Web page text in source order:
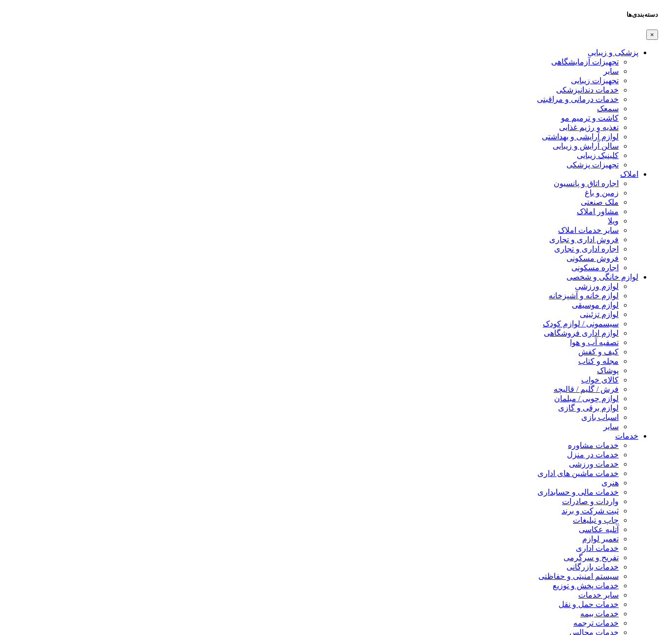
دسته‌بندی‌ها
×
پزشکی و زیبایی
تجهیزات آزمایشگاهی
سایر
تجهیزات زیبایی
خدمات دندانپزشکی
خدمات درمانی و مراقبتی
سمعک
کاشت و ترمیم مو
تغذیه و رژیم غذایی
لوازم آرایشی و بهداشتی
سالن آرایش و زیبایی
کلینیک زیبایی
تجهیزات پزشکی
املاک
اجاره اتاق و پانسیون
زمین و باغ
ملک صنعتی
مشاور املاک
ویلا
سایر خدمات املاک
فروش اداری و تجاری
اجاره اداری و تجاری
فروش مسکونی
اجاره مسکونی
لوازم خانگی و شخصی
لوازم ورزشی
لوازم خانه و آشپزخانه
لوازم موسیقی
لوازم تزئینی
سیسمونی / لوازم کودک
لوازم اداری فروشگاهی
تصفیه آب و هوا
کیف و کفش
مجله و کتاب
پوشاک
کالای خواب
فرش / گلیم / قالیچه
لوازم چوبی / مبلمان
لوازم برقی و گازی
اسباب بازی
سایر
خدمات
خدمات مشاوره
خدمات در منزل
خدمات ورزشی
خدمات ماشین های اداری
هنری
خدمات مالی و حسابداری
واردات و صادرات
ثبت شرکت و برند
چاپ و تبلیغات
آتلیه عکاسی
تعمیر لوازم
خدمات اداری
تفریح و سرگرمی
خدمات بازرگانی
سیستم امنیتی و حفاظتی
خدمات پخش و توزیع
سایر خدمات
خدمات حمل و نقل
خدمات بیمه
خدمات ترجمه
خدمات مجالس